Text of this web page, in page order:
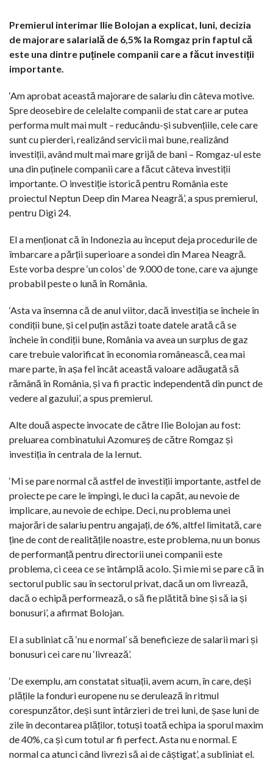
Premierul interimar Ilie Bolojan a explicat, luni, decizia
de majorare salarială de 6,5% la Romgaz prin faptul că
este una dintre puținele companii care a făcut investiții
importante.
‘Am aprobat această majorare de salariu din câteva motive.
Spre deosebire de celelalte companii de stat care ar putea
performa mult mai mult – reducându-și subvențiile, cele care
sunt cu pierderi, realizând servicii mai bune, realizând
investiții, având mult mai mare grijă de bani – Romgaz-ul este
una din puținele companii care a făcut câteva investiții
importante. O investiție istorică pentru România este
proiectul Neptun Deep din Marea Neagră’, a spus premierul,
pentru Digi 24.
El a menționat că în Indonezia au început deja procedurile de
îmbarcare a părții superioare a sondei din Marea Neagră.
Este vorba despre ‘un colos’ de 9.000 de tone, care va ajunge
probabil peste o lună în România.
‘Asta va însemna că de anul viitor, dacă investiția se încheie în
condiții bune, și cel puțin astăzi toate datele arată că se
încheie în condiții bune, România va avea un surplus de gaz
care trebuie valorificat în economia românească, cea mai
mare parte, în așa fel încât această valoare adăugată să
rămână în România, și va fi practic independentă din punct de
vedere al gazului’, a spus premierul.
Alte două aspecte invocate de către Ilie Bolojan au fost:
preluarea combinatului Azomureș de către Romgaz și
investiția în centrala de la Iernut.
‘Mi se pare normal că astfel de investiții importante, astfel de
proiecte pe care le împingi, le duci la capăt, au nevoie de
implicare, au nevoie de echipe. Deci, nu problema unei
majorări de salariu pentru angajați, de 6%, altfel limitată, care
ține de cont de realitățile noastre, este problema, nu un bonus
de performanță pentru directorii unei companii este
problema, ci ceea ce se întâmplă acolo. Și mie mi se pare că în
sectorul public sau în sectorul privat, dacă un om livrează,
dacă o echipă performează, o să fie plătită bine și să ia și
bonusuri’, a afirmat Bolojan.
El a subliniat că ‘nu e normal’ să beneficieze de salarii mari și
bonusuri cei care nu ‘livrează’.
‘De exemplu, am constatat situații, avem acum, în care, deși
plățile la fonduri europene nu se derulează în ritmul
corespunzător, deși sunt întârzieri de trei luni, de șase luni de
zile în decontarea plăților, totuși toată echipa ia sporul maxim
de 40%, ca și cum totul ar fi perfect. Asta nu e normal. E
normal ca atunci când livrezi să ai de câștigat’, a subliniat el.